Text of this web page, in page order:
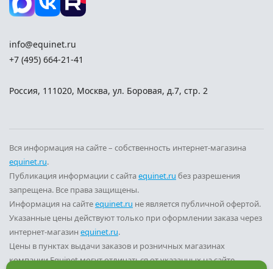
info@equinet.ru
+7 (495) 664-21-41
Россия, 111020, Москва, ул. Боровая, д.7, стр. 2
Вся информация на сайте – собственность интернет-магазина
equinet.ru.
Публикация информации с сайтаequinet.ru без разрешения
запрещена. Все права защищены.
Информация на сайтеequinet.ru не является публичной офертой.
Указанные цены действуют только при оформлении заказа через
интернет-магазин equinet.ru.
Цены в пунктах выдачи заказов и розничных магазинах
компании Equinet могут отличаться от указанных на сайте.